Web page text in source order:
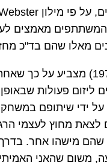
על פי מילון
מאמצים
מאלו שהם בד"כ
) מצביע על כך
ליזום פעולות
על ידי שיתופם
לצאת מחוץ לעצמי
שהם מישהו אחר.
משום שהאני